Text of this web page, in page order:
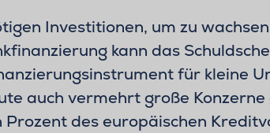
Investitionen, um zu
kann das
für kleine
auch vermehrt große
des europäischen